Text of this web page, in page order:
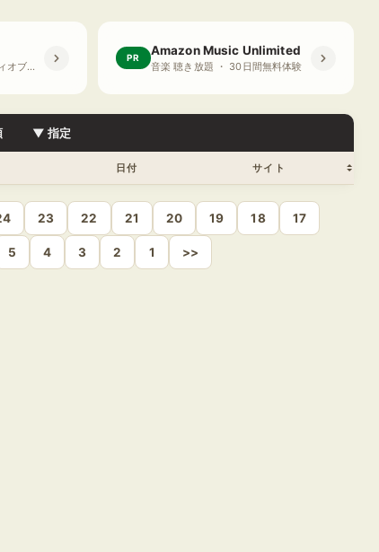
プライム会員限定 オーディオブック ・ 30日間無料体験
PR Amazon Music Unlimited
音楽 聴き放題 ・ 30日間無料体験
▼ 指定
日付 サイト
23 22 21 20 19 18 17
5 4 3 2 1 >>